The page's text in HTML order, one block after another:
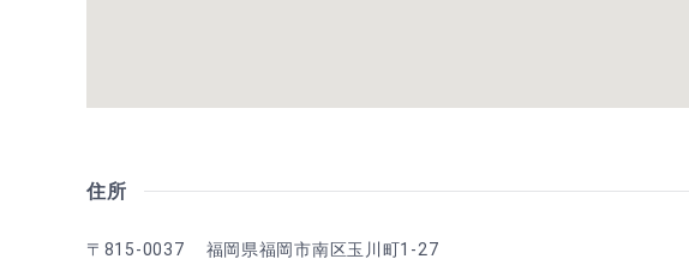
住所
〒815-0037 福岡県福岡市南区玉川町1-27